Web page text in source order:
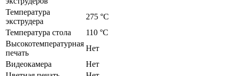
Температура
экструдера
275 °C
Температура стола
110 °C
Высокотемпературная
печать
Нет
Видеокамера
Нет